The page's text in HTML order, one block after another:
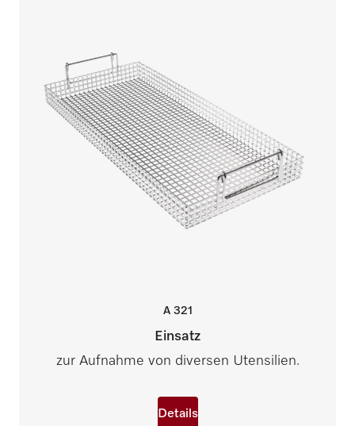
A 321
Einsatz
zur Aufnahme von diversen Utensilien.
Details